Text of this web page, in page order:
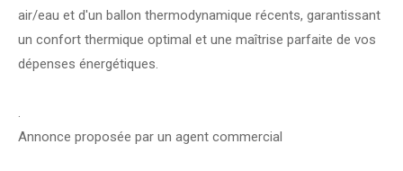
air/eau et d'un ballon thermodynamique récents, garantissant
un confort thermique optimal et une maîtrise parfaite de vos
dépenses énergétiques.
Annonce proposée par un agent commercial